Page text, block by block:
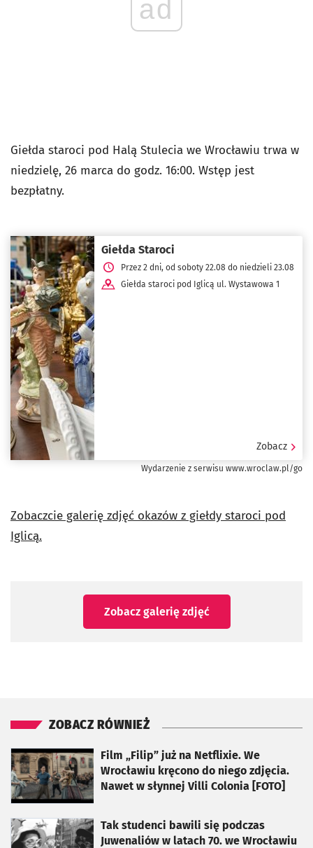
ad
Giełda staroci pod Halą Stulecia we Wrocławiu trwa w
niedzielę, 26 marca do godz. 16:00. Wstęp jest
bezpłatny.
Giełda Staroci
Przez 2 dni, od soboty 22.08 do niedzieli 23.08
Giełda staroci pod Iglicą ul. Wystawowa 1
Zobacz
Wydarzenie z serwisu www.wroclaw.pl/go
Zobaczcie galerię zdjęć okazów z giełdy staroci pod
Iglicą.
Zobacz galerię zdjęć
ZOBACZ RÓWNIEŻ
Film „Filip” już na Netflixie. We
Wrocławiu kręcono do niego zdjęcia.
Nawet w słynnej Villi Colonia [FOTO]
otworzy się w nowej karcie
Tak studenci bawili się podczas
Juwenaliów w latach 70. we Wrocławiu
otworzy się w nowej karcie